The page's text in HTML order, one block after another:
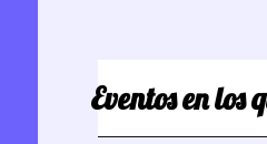
Eventos en